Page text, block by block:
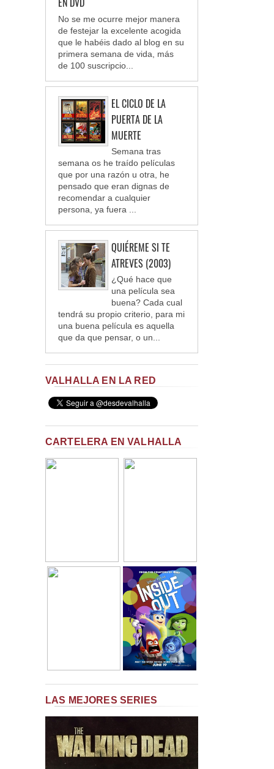
No se me ocurre mejor manera
de festejar la excelente acogida
que le habéis dado al blog en su
primera semana de vida, más
de 100 suscripcio...
EL CICLO DE LA
PUERTA DE LA
MUERTE
Semana tras
semana os he traído películas
que por una razón u otra, he
pensado que eran dignas de
recomendar a cualquier
persona, ya fuera ...
QUIÉREME SI TE
ATREVES (2003)
¿Qué hace que
una película sea
buena? Cada cual
tendrá su propio criterio, para mi
una buena película es aquella
que da que pensar, o un...
VALHALLA EN LA RED
CARTELERA EN VALHALLA
LAS MEJORES SERIES